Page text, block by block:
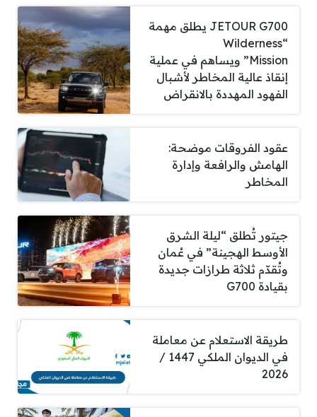
JETOUR G700 يطلق مهمة
“Wilderness
Mission” ويساهم في عملية
إنقاذ عالية المخاطر لأشبال
الفهود المهددة بالانقراض
عقود الفروقات موضحة:
الهامش والرافعة وإدارة
المخاطر
جيتور تُطلق “ليلة الشرق
الأوسط الهجينة” في عُمان
وتُقدّم ثلاثة طرازات جديدة
بقيادة G700
طريقة الاستعلام عن معاملة
في الديوان الملكي 1447 /
2026